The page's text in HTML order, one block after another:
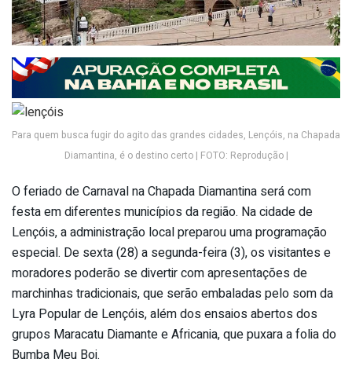
Para quem busca fugir do agito das grandes cidades, Lençóis, na Chapada
Diamantina, é o destino certo | FOTO: Reprodução |
O feriado de Carnaval na Chapada Diamantina será com
festa em diferentes municípios da região. Na cidade de
Lençóis, a administração local preparou uma programação
especial. De sexta (28) a segunda-feira (3), os visitantes e
moradores poderão se divertir com apresentações de
marchinhas tradicionais, que serão embaladas pelo som da
Lyra Popular de Lençóis, além dos ensaios abertos dos
grupos Maracatu Diamante e Africania, que puxara a folia do
Bumba Meu Boi.